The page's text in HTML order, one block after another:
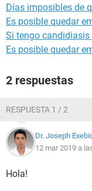
Días imposibles de
Es posible quedar
Si tengo
Es posible quedar
2 respuestas
RESPUESTA 1 / 2
Dr. Joseph
12 mar 2019 a
Hola!